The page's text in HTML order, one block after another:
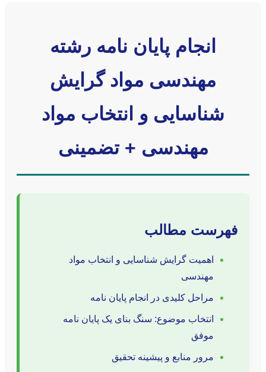
انجام پایان نامه رشته
مهندسی مواد گرایش
شناسایی و انتخاب مواد
مهندسی + تضمینی
فهرست مطالب
اهمیت گرایش شناسایی و انتخاب مواد
مهندسی
مراحل کلیدی در انجام پایان نامه
انتخاب موضوع: سنگ بنای یک پایان نامه
موفق
مرور منابع و پیشینه تحقیق